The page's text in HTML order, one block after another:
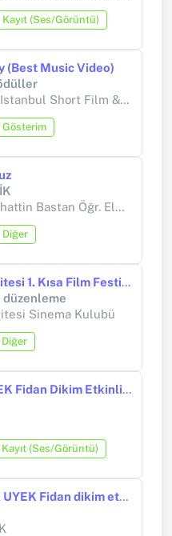
Kayıt (Ses/Görüntü)
(Best Music Video)
International Istanbul Short Film &Writer's Journey Festival
Gösterim
Arş. Gör. Selahattin Bastan Öğr. Elm. Anar Yıldırım Öğr. Elm. Kibar Aygün
Diğer
Ordu Üniversitesi 1. Kısa Film Festivali
Sinema Kulubü
Diğer
US3F ve ÜYEK Fidan Dikim Etkinliği
Kayıt (Ses/Görüntü)
5. US3F ve 11. UYEK Fidan dikim etkinliği